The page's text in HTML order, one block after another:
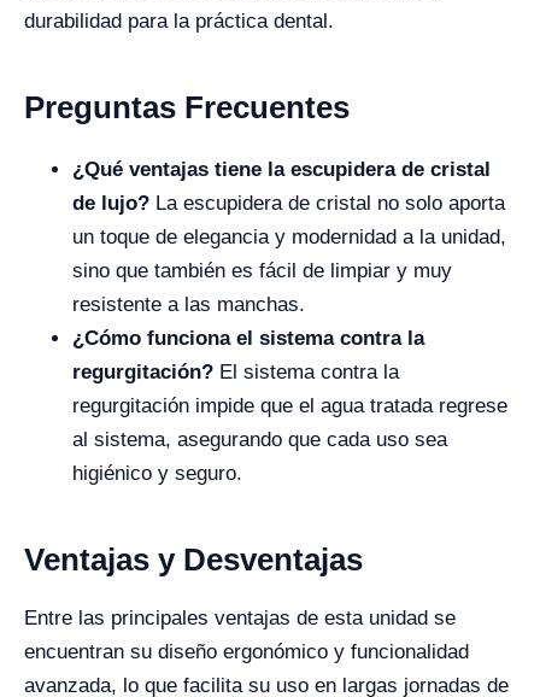
durabilidad para la práctica dental.
Preguntas Frecuentes
¿Qué ventajas tiene la escupidera de cristal
de lujo? La escupidera de cristal no solo aporta
un toque de elegancia y modernidad a la unidad,
sino que también es fácil de limpiar y muy
resistente a las manchas.
¿Cómo funciona el sistema contra la
regurgitación? El sistema contra la
regurgitación impide que el agua tratada regrese
al sistema, asegurando que cada uso sea
higiénico y seguro.
Ventajas y Desventajas
Entre las principales ventajas de esta unidad se
encuentran su diseño ergonómico y funcionalidad
avanzada, lo que facilita su uso en largas jornadas de